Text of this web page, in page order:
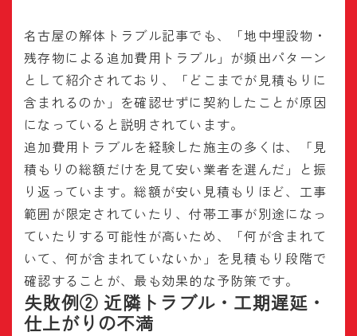
名古屋の解体トラブル記事でも、「地中埋設物・
残存物による追加費用トラブル」が頻出パターン
として紹介されており、「どこまでが見積もりに
含まれるのか」を確認せずに契約したことが原因
になっていると説明されています。
追加費用トラブルを経験した施主の多くは、「見
積もりの総額だけを見て安い業者を選んだ」と振
り返っています。総額が安い見積もりほど、工事
範囲が限定されていたり、付帯工事が別途になっ
ていたりする可能性が高いため、「何が含まれて
いて、何が含まれていないか」を見積もり段階で
確認することが、最も効果的な予防策です。
失敗例② 近隣トラブル・工期遅延・
仕上がりの不満